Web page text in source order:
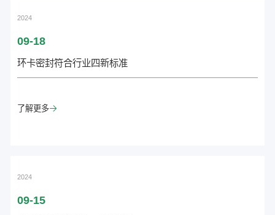
（=0.02%）不锈钢，镍、钼、氮、钛、...
2024
09-18
环卡密封符合行业四新标准
了解更多
2024
09-15